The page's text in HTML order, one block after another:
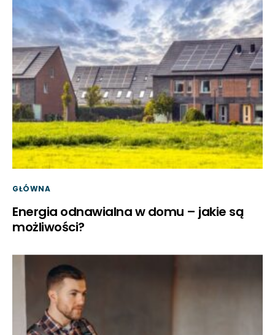
GŁÓWNA
Energia odnawialna w domu – jakie są
możliwości?